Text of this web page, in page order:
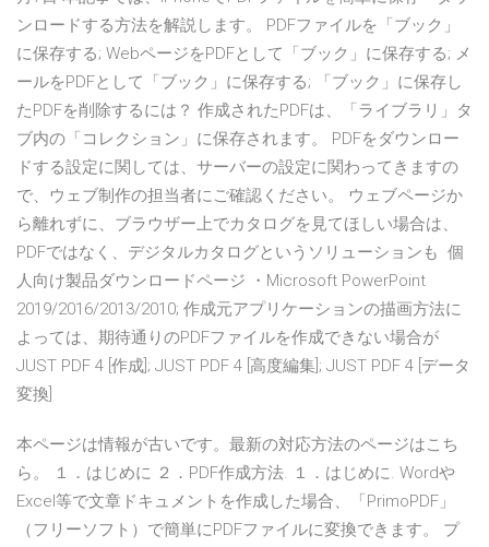
ンロードする方法を解説します。 PDFファイルを「ブック」
に保存する; WebページをPDFとして「ブック」に保存する; メ
ールをPDFとして「ブック」に保存する; 「ブック」に保存し
たPDFを削除するには？ 作成されたPDFは、「ライブラリ」タ
ブ内の「コレクション」に保存されます。 PDFをダウンロー
ドする設定に関しては、サーバーの設定に関わってきますの
で、ウェブ制作の担当者にご確認ください。 ウェブページか
ら離れずに、ブラウザー上でカタログを見てほしい場合は、
PDFではなく、デジタルカタログというソリューションも 個
人向け製品ダウンロードページ ・Microsoft PowerPoint
2019/2016/2013/2010; 作成元アプリケーションの描画方法に
よっては、期待通りのPDFファイルを作成できない場合が
JUST PDF 4 [作成]; JUST PDF 4 [高度編集]; JUST PDF 4 [データ
変換]
本ページは情報が古いです。最新の対応方法のページはこち
ら。 １．はじめに ２．PDF作成方法. １．はじめに. Wordや
Excel等で文章ドキュメントを作成した場合、「PrimoPDF」
（フリーソフト）で簡単にPDFファイルに変換できます。 プ